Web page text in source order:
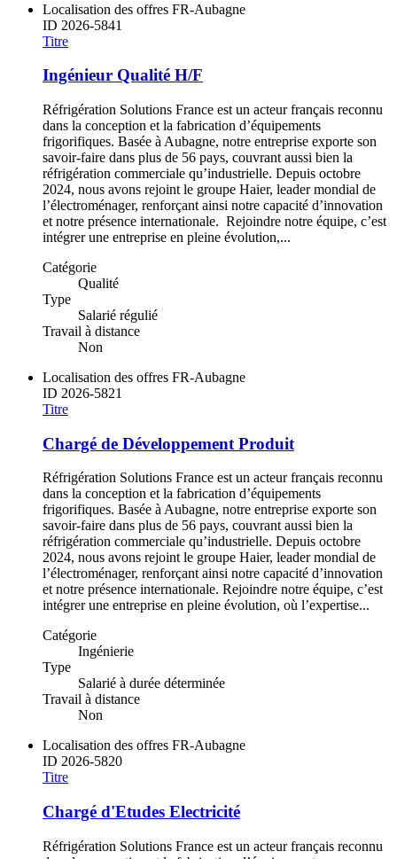
Localisation des offres FR-Aubagne
ID 2026-5841
Titre
Ingénieur Qualité H/F
Réfrigération Solutions France est un acteur français reconnu
dans la conception et la fabrication d’équipements
frigorifiques. Basée à Aubagne, notre entreprise exporte son
savoir-faire dans plus de 56 pays, couvrant aussi bien la
réfrigération commerciale qu’industrielle. Depuis octobre
2024, nous avons rejoint le groupe Haier, leader mondial de
l’électroménager, renforçant ainsi notre capacité d’innovation
et notre présence internationale. Rejoindre notre équipe, c’est
intégrer une entreprise en pleine évolution,...
Catégorie
Qualité
Type
Salarié régulié
Travail à distance
Non
Localisation des offres FR-Aubagne
ID 2026-5821
Titre
Chargé de Développement Produit
Réfrigération Solutions France est un acteur français reconnu
dans la conception et la fabrication d’équipements
frigorifiques. Basée à Aubagne, notre entreprise exporte son
savoir-faire dans plus de 56 pays, couvrant aussi bien la
réfrigération commerciale qu’industrielle. Depuis octobre
2024, nous avons rejoint le groupe Haier, leader mondial de
l’électroménager, renforçant ainsi notre capacité d’innovation
et notre présence internationale. Rejoindre notre équipe, c’est
intégrer une entreprise en pleine évolution, où l’expertise...
Catégorie
Ingénierie
Type
Salarié à durée déterminée
Travail à distance
Non
Localisation des offres FR-Aubagne
ID 2026-5820
Titre
Chargé d'Etudes Electricité
Réfrigération Solutions France est un acteur français reconnu